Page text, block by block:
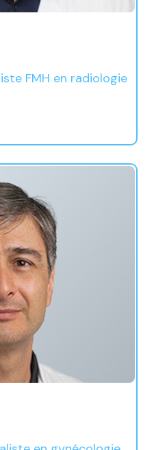
FMH en radiologie